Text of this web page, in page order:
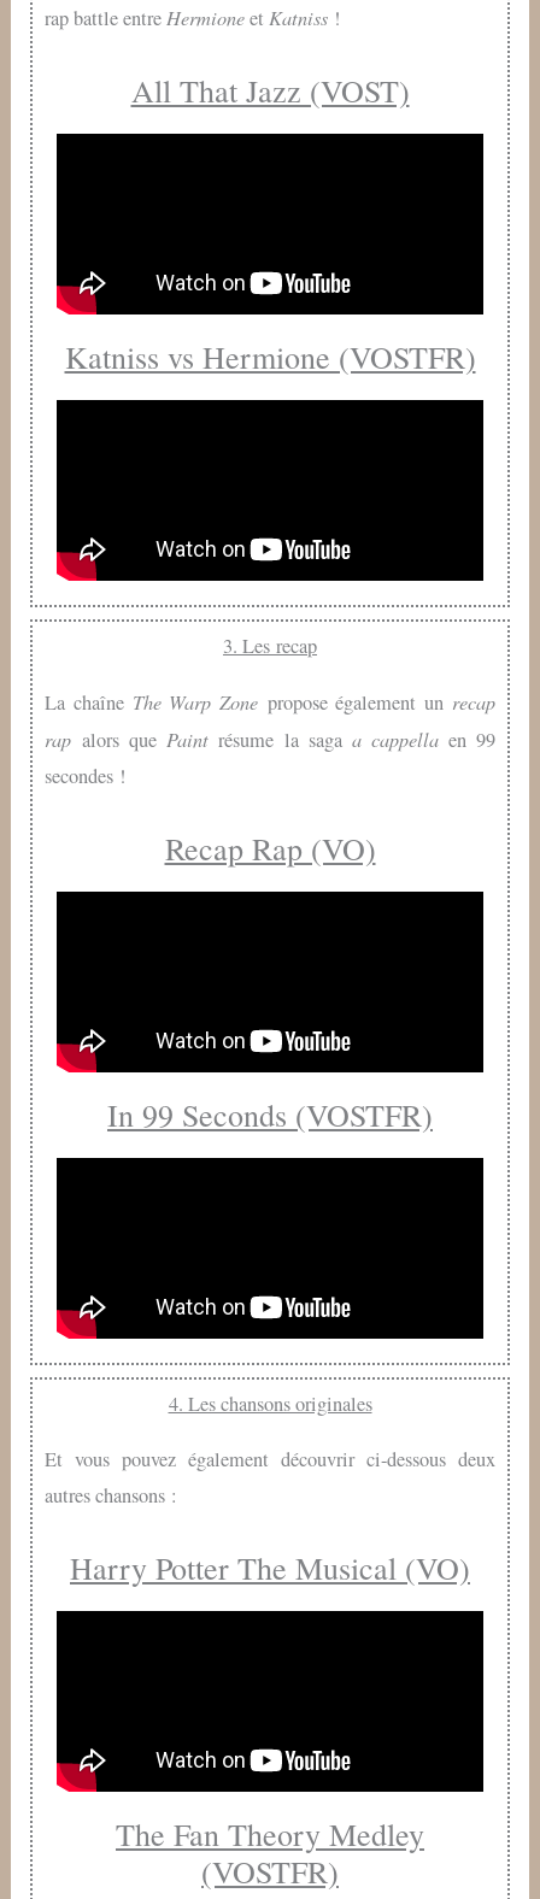
rap battle entreHermioneetKatniss !
All That Jazz (VOST)
Katniss vs Hermione (VOSTFR)
3. Les recap
La chaîne The Warp Zone propose également un recap
rap alors quePaint résume la saga a cappellaen 99
secondes !
Recap Rap (VO)
In 99 Seconds (VOSTFR)
4. Les chansons originales
Et vous pouvez également découvrir ci-dessous deux
autres chansons :
Harry Potter The Musical (VO)
The Fan Theory Medley
(VOSTFR)